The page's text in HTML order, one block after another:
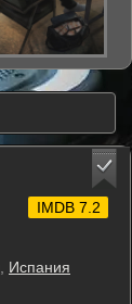
Испания
IMDB 7.2